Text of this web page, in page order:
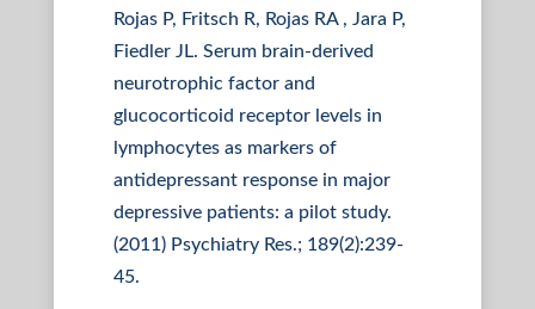
Rojas P, Fritsch R, Rojas RA , Jara P,
Fiedler JL. Serum brain-derived
neurotrophic factor and
glucocorticoid receptor levels in
lymphocytes as markers of
antidepressant response in major
depressive patients: a pilot study.
(2011) Psychiatry Res.; 189(2):239-
45.